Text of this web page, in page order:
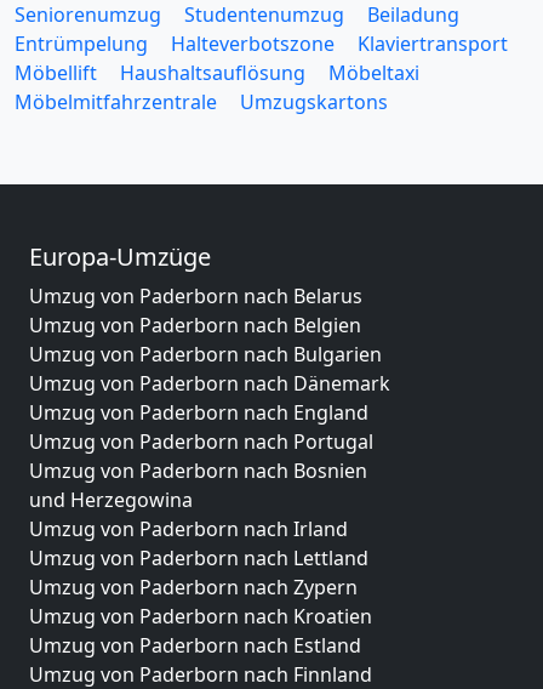
Seniorenumzug
Studentenumzug
Beiladung
Entrümpelung
Halteverbotszone
Klaviertransport
Möbellift
Haushaltsauflösung
Möbeltaxi
Möbelmitfahrzentrale
Umzugskartons
Europa-Umzüge
Umzug von Paderborn nach Belarus
Umzug von Paderborn nach Belgien
Umzug von Paderborn nach Bulgarien
Umzug von Paderborn nach Dänemark
Umzug von Paderborn nach England
Umzug von Paderborn nach Portugal
Umzug von Paderborn nach Bosnien
und Herzegowina
Umzug von Paderborn nach Irland
Umzug von Paderborn nach Lettland
Umzug von Paderborn nach Zypern
Umzug von Paderborn nach Kroatien
Umzug von Paderborn nach Estland
Umzug von Paderborn nach Finnland